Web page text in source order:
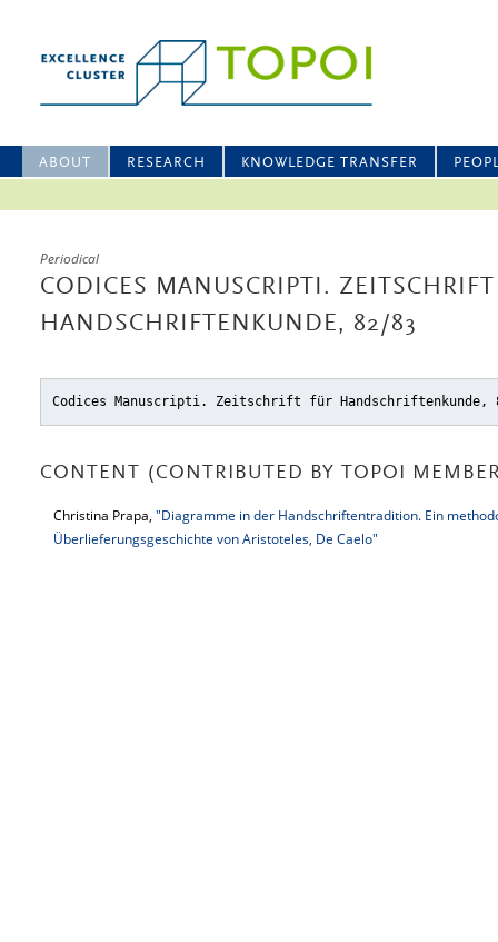
ABOUT RESEARCH KNOWLEDGE TRANSFER
Periodical
CODICES MANUSCRIPTI.
HANDSCHRIFTENKUNDE, 82/83
Codices Manuscripti. Zeitschrift für Handschriftenkunde,
CONTENT (CONTRIBUTED BY TOPOI
Christina Prapa, "Diagramme in der Handschriftentradition. Ein
Überlieferungsgeschichte von Aristoteles, De Caelo"